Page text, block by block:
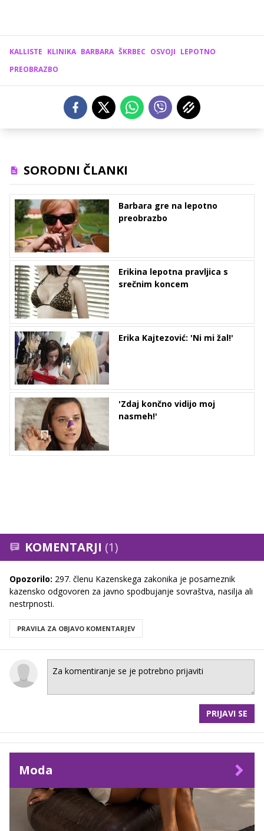
KALLISTE KLINIKA BARBARA ŠKRBEC OSVOJI LEPOTNO
PREOBRAZBO
SORODNI ČLANKI
Barbara gre na lepotno
preobrazbo
Erikina lepotna pravljica s
srečnim koncem
Erika Kajtezović: 'Ni mi žal!'
'Zdaj končno vidijo moj
nasmeh!'
KOMENTARJI (1)
Opozorilo: 297. členu Kazenskega zakonika je posameznik
kazensko odgovoren za javno spodbujanje sovraštva, nasilja ali
nestrpnosti.
PRAVILA ZA OBJAVO KOMENTARJEV
PRIJAVI SE
Moda